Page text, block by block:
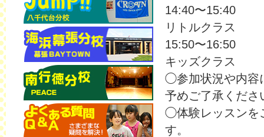
14:40〜15:40
リトルクラス
15:50〜16:50
キッズクラス
◯参加状況や内容
予めご了承くださ
◯体験レッスンを
す。